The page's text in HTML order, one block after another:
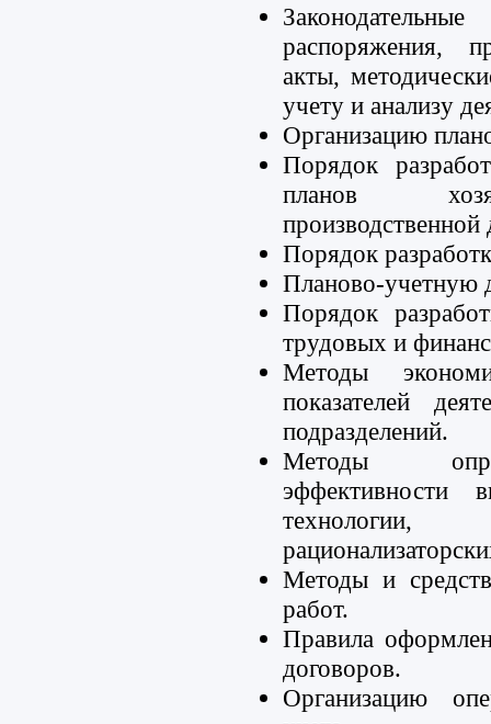
распоряжения,
акты,
учету и анализу
Организацию
Порядок
планов
производственной
Порядок
Планово-учетную
Порядок
трудовых и
Методы
показателей
подразделений.
Методы
эффективности
Методы и
работ.
Правила
договоров.
Организацию